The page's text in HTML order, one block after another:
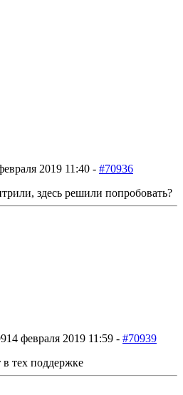
2019 11:40 - #70936
здесь решили попробовать?
14 февраля 2019 11:59 - #70939
тех поддержке